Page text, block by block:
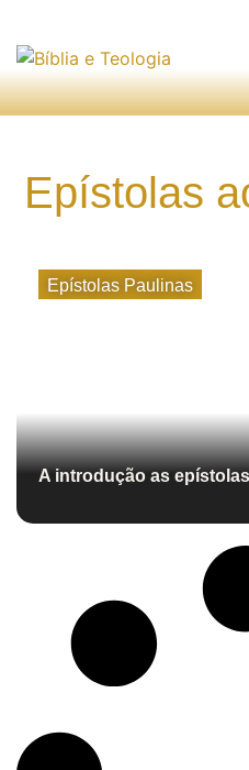
Epístolas
A introdução as
Epístolas Paulinas